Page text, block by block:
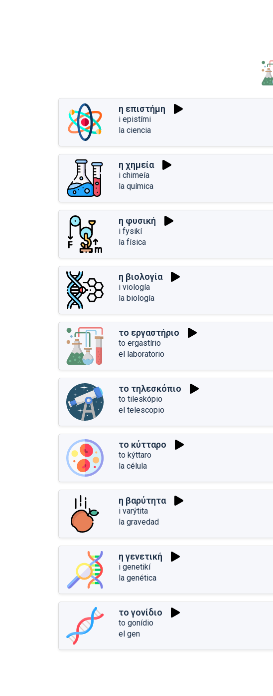
η επιστήμη
i epistími
la ciencia
η χημεία
i chimeía
la química
η φυσική
i fysikí
la física
η βιολογία
i viología
la biología
το εργαστήριο
to ergastírio
el laboratorio
το τηλεσκόπιο
to tileskópio
el telescopio
το κύτταρο
to kýttaro
la célula
η βαρύτητα
i varýtita
la gravedad
η γενετική
i genetikí
la genética
το γονίδιο
to gonídio
el gen